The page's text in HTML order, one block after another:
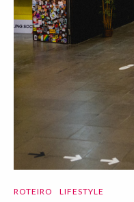
ROTEIRO LIFESTYLE